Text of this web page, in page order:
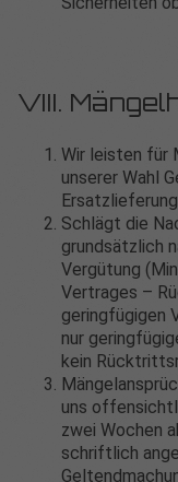
VIII.
Wir leisten für
unserer Wahl
Schlägt die
grundsätzlich
Vergütung
Vertrages –
geringfügigen
nur
kein
uns
zwei Wochen
schriftlich